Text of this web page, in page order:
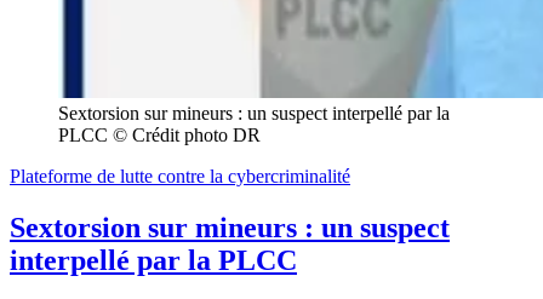
Sextorsion sur mineurs : un suspect interpellé par la
PLCC © Crédit photo DR
Plateforme de lutte contre la cybercriminalité
Sextorsion sur mineurs : un suspect
interpellé par la PLCC